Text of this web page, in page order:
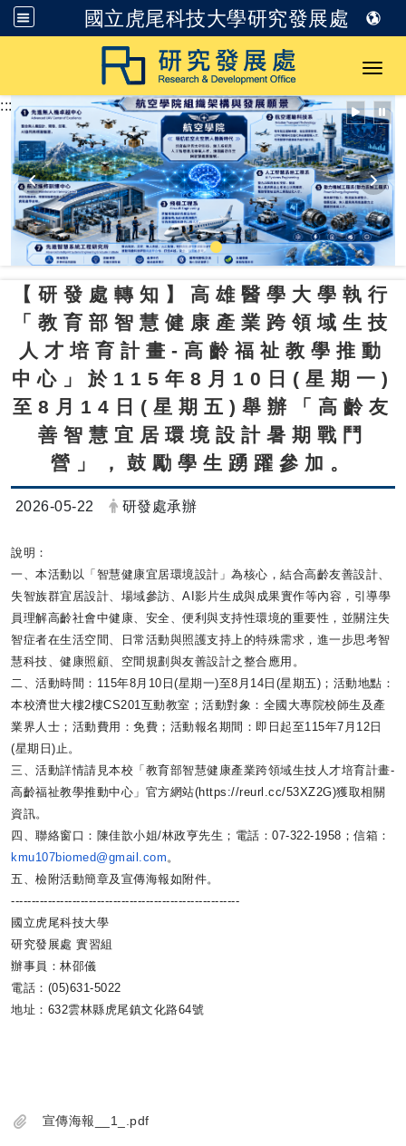
國立虎尾科技大學研究發展處
跳到主要內容
:::
【研發處轉知】高雄醫學大學執行
「教育部智慧健康產業跨領域生技
人才培育計畫-高齡福祉教學推動
中心」於115年8月10日(星期一)
至8月14日(星期五)舉辦「高齡友
善智慧宜居環境設計暑期戰鬥
營」，鼓勵學生踴躍參加。
日期：
2026-05-22 發布者：
研發處承辦
說明：
一、本活動以「智慧健康宜居環境設計」為核心， 結合高齡友善設計、
失智族群宜居設計、場域參訪、 AI影片生成與成果實作等內容，引導學
員理解高齡社會中健康、 安全、便利與支持性環境的重要性，並關注失
智症者在生活空間、
日常活動與照護支持上的特殊需求，進一步思考智
慧科技、 健康照顧、空間規劃與友善設計之整合應用。
二、活動時間：115年8月10日(星期一)至8月14日(星期五)；活動地點：
本校濟世大樓2樓CS201互動教室； 活動對象：全國大專院校師生及產
業界人士；活動費用：免費； 活動報名期間：即日起至115年7月12日
(星期日)止。
三、活動詳情請見本校「教育部智慧健康產業跨領域生技人才培育計畫-
高齡福祉教學推動中心」官方網站(https://reurl. cc/53XZ2G)獲取相關
資訊。
四、聯絡窗口：陳佳歆小姐/林政亨先生；電話：07-322-1958；信箱：
kmu107biomed@gmail.com 。
五、檢附活動簡章及宣傳海報如附件。
--------------------------------------------------------
國立虎尾科技大學
研究發展處 實習組
辦事員：林邵儀
電話：(05)631-5022
地址：632雲林縣虎尾鎮文化路64號
宣傳海報__1_.pdf